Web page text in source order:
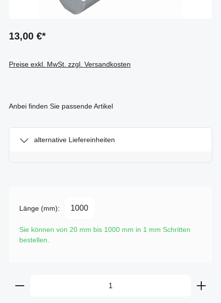
13,00 €*
Preise exkl. MwSt. zzgl. Versandkosten
Anbei finden Sie passende Artikel
alternative Liefereinheiten
Länge (mm):
Sie können von 20 mm bis 1000 mm in 1 mm Schritten
bestellen.
Produkt Anzahl: Gib den gewünschten Wert ein